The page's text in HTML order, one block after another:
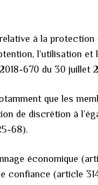
à la protection
l’utilisation
670 du 30 juillet
que les
de discrétion à
68).
économique
confiance (article